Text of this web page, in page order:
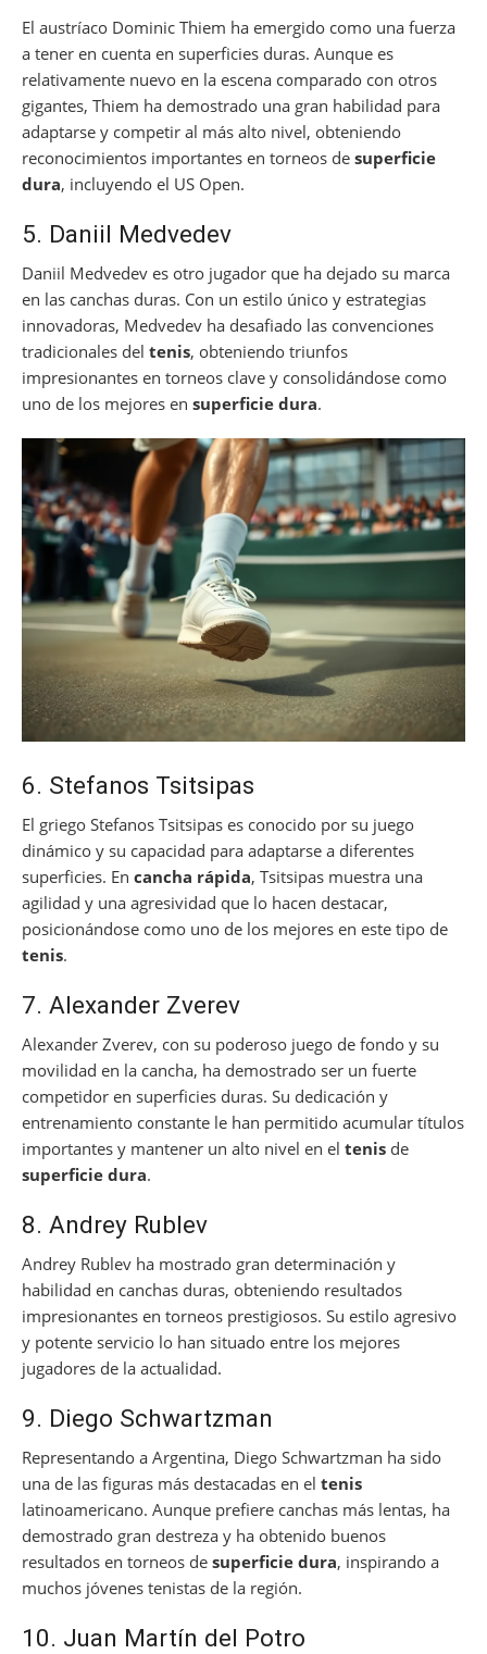
El austríaco Dominic Thiem ha emergido como una fuerza
a tener en cuenta en superficies duras. Aunque es
relativamente nuevo en la escena comparado con otros
gigantes, Thiem ha demostrado una gran habilidad para
adaptarse y competir al más alto nivel, obteniendo
reconocimientos importantes en torneos de superficie
dura, incluyendo el US Open.
5. Daniil Medvedev
Daniil Medvedev es otro jugador que ha dejado su marca
en las canchas duras. Con un estilo único y estrategias
innovadoras, Medvedev ha desafiado las convenciones
tradicionales del tenis, obteniendo triunfos
impresionantes en torneos clave y consolidándose como
uno de los mejores en superficie dura.
6. Stefanos Tsitsipas
El griego Stefanos Tsitsipas es conocido por su juego
dinámico y su capacidad para adaptarse a diferentes
superficies. En cancha rápida, Tsitsipas muestra una
agilidad y una agresividad que lo hacen destacar,
posicionándose como uno de los mejores en este tipo de
tenis.
7. Alexander Zverev
Alexander Zverev, con su poderoso juego de fondo y su
movilidad en la cancha, ha demostrado ser un fuerte
competidor en superficies duras. Su dedicación y
entrenamiento constante le han permitido acumular títulos
importantes y mantener un alto nivel en el tenis de
superficie dura.
8. Andrey Rublev
Andrey Rublev ha mostrado gran determinación y
habilidad en canchas duras, obteniendo resultados
impresionantes en torneos prestigiosos. Su estilo agresivo
y potente servicio lo han situado entre los mejores
jugadores de la actualidad.
9. Diego Schwartzman
Representando a Argentina, Diego Schwartzman ha sido
una de las figuras más destacadas en el tenis
latinoamericano. Aunque prefiere canchas más lentas, ha
demostrado gran destreza y ha obtenido buenos
resultados en torneos de superficie dura, inspirando a
muchos jóvenes tenistas de la región.
10. Juan Martín del Potro